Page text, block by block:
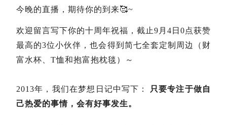
今晚的直播，期待你的到来🥰~
欢迎留言写下你的十周年祝福，截止9月4日0点获赞
最高的3位小伙伴，也会得到简七全套定制周边（财
富水杯、T恤和抱富抱枕毯）～
2013年，我们在梦想日记中写下：
只要专注于做自
己热爱的事情，会有好事发生。